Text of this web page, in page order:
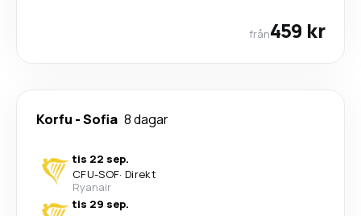
från459 kr
Korfu -Sofia 8 dagar
tis 22 sep.
CFU-SOF· Direkt
Ryanair
tis 29 sep.